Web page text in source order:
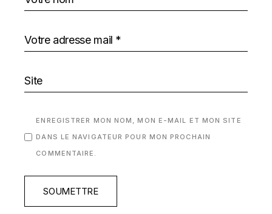
ENREGISTRER MON NOM, MON E-MAIL ET MON SITE
DANS LE NAVIGATEUR POUR MON PROCHAIN
COMMENTAIRE.
SOUMETTRE